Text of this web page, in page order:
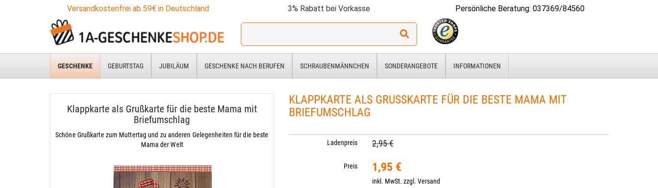
Versandkostenfrei ab 59€ in Deutschland 3% Rabatt bei Vorkasse Persönliche Beratung: 037369/84560
Ich
für:
GESCHENKE GEBURTSTAG JUBILÄUM GESCHENKE NACH BERUFEN SCHRAUBENMÄNNCHEN SONDERANGEBOTE INFORMATIONEN
Klappkarte als Grußkarte für die beste Mama mit
Briefumschlag
Schöne Grußkarte zum Muttertag und zu anderen Gelegenheiten für die beste
Mama der Welt
KLAPPKARTE ALS GRUSSKARTE FÜR DIE BESTE MAMA MIT B
RIEFUMSCHLAG
Ladenpreis 2,95 €
Preis 1,95 €
inkl. MwSt. zzgl.Versand